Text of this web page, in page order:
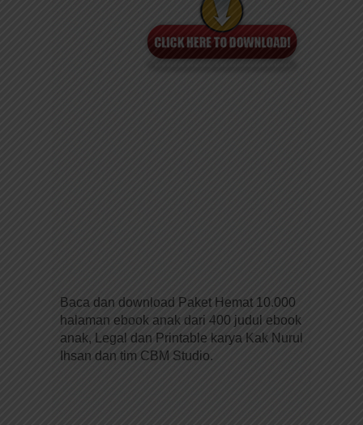
Baca dan download Paket Hemat 10.000
halaman ebook anak dari 400 judul ebook
anak, Legal dan Printable karya Kak Nurul
Ihsan dan tim CBM Studio.